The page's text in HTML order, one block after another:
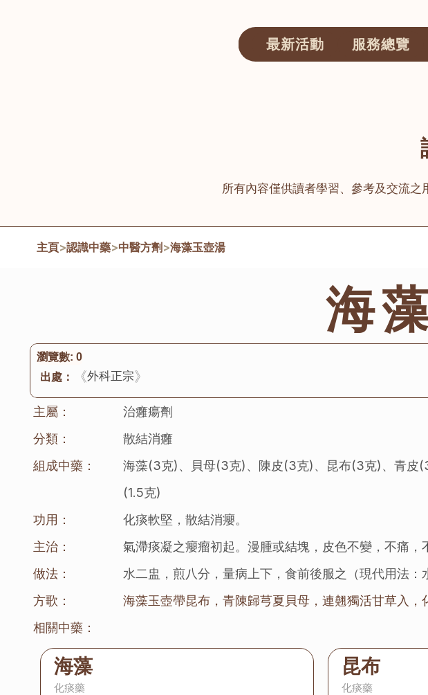
最新活動 服務總覽
所有內容僅供讀者學習、參考及交流
主頁>認識中藥>中醫方劑 >海藻玉壺湯
海
瀏覽數:0
出處： 《外科正宗》
主屬：
治癰瘍劑
分類：
散結消癰
組成中藥：
海藻(3克)、貝母(3克)、陳皮(3克)、昆布(3克)、青
(1.5克)
功用：
化痰軟堅，散結消癭。
主治：
氣滯痰凝之癭瘤初起。漫腫或結塊，皮色不變，不痛
做法：
水二盅，煎八分，量病上下，食前後服之（現代用法：
方歌：
海藻玉壺帶昆布，青陳歸芎夏貝母，連翹獨活甘草入，
相關中藥：
海藻
化痰藥
昆布
化痰藥